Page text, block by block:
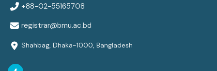
+88-02-55165708
registrar@bmu.ac.bd
Shahbag, Dhaka-1000, Bangladesh